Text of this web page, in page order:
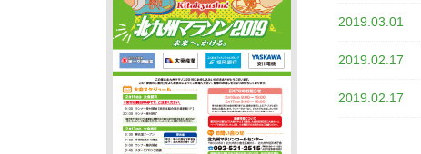
2019.03.01
2019.02.17
2019.02.17